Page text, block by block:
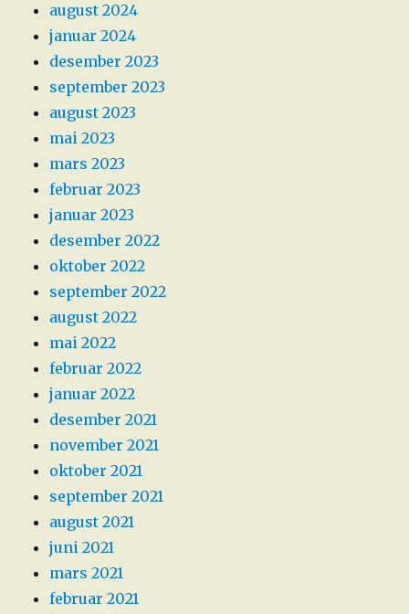
august 2024
januar 2024
desember 2023
september 2023
august 2023
mai 2023
mars 2023
februar 2023
januar 2023
desember 2022
oktober 2022
september 2022
august 2022
mai 2022
februar 2022
januar 2022
desember 2021
november 2021
oktober 2021
september 2021
august 2021
juni 2021
mars 2021
februar 2021